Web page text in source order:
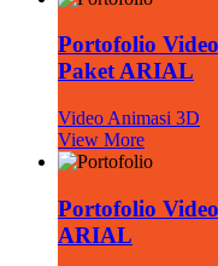
Portofolio
Paket ARIAL
Video Animasi 3D
View More
Portofolio
ARIAL